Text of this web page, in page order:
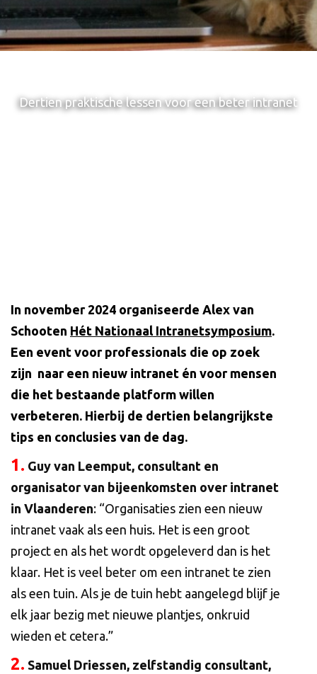
Dertien praktische lessen voor een beter intranet
In november 2024 organiseerde Alex van
Schooten Hét Nationaal Intranetsymposium.
Een event voor professionals die op zoek
zijn naar een nieuw intranet én voor mensen
die het bestaande platform willen
verbeteren. Hierbij de dertien belangrijkste
tips en conclusies van de dag.
1. Guy van Leemput, consultant en
organisator van bijeenkomsten over intranet
in Vlaanderen: “Organisaties zien een nieuw
intranet vaak als een huis. Het is een groot
project en als het wordt opgeleverd dan is het
klaar. Het is veel beter om een intranet te zien
als een tuin. Als je de tuin hebt aangelegd blijf je
elk jaar bezig met nieuwe plantjes, onkruid
wieden et cetera.”
2. Samuel Driessen, zelfstandig consultant,